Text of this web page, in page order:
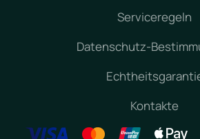
Serviceregeln
Datenschutz-
Kontakte